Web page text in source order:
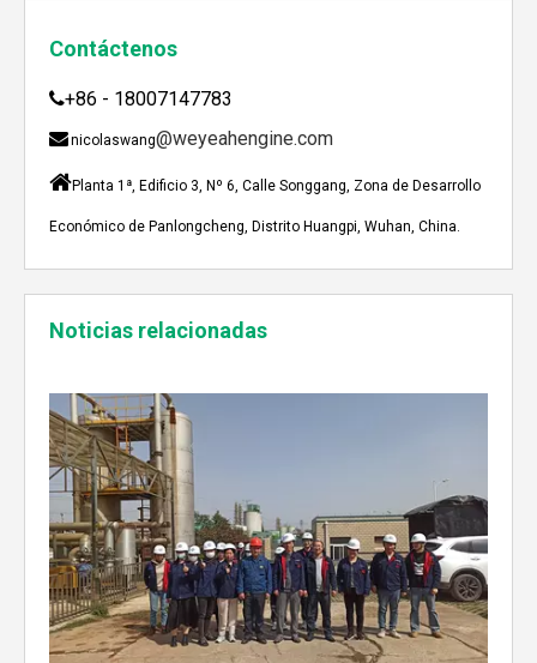
Contáctenos
+86 - 18007147783
nicolaswang@weyeahengine.com
Planta 1ª, Edificio 3, Nº 6, Calle Songgang, Zona de Desarrollo
Económico de Panlongcheng, Distrito Huangpi, Wuhan, China.
Noticias relacionadas
Enshi: El destino perfecto para el viaje de Team Building Weyeah
A mediados de julio de 2023, Weyeah poder todo el